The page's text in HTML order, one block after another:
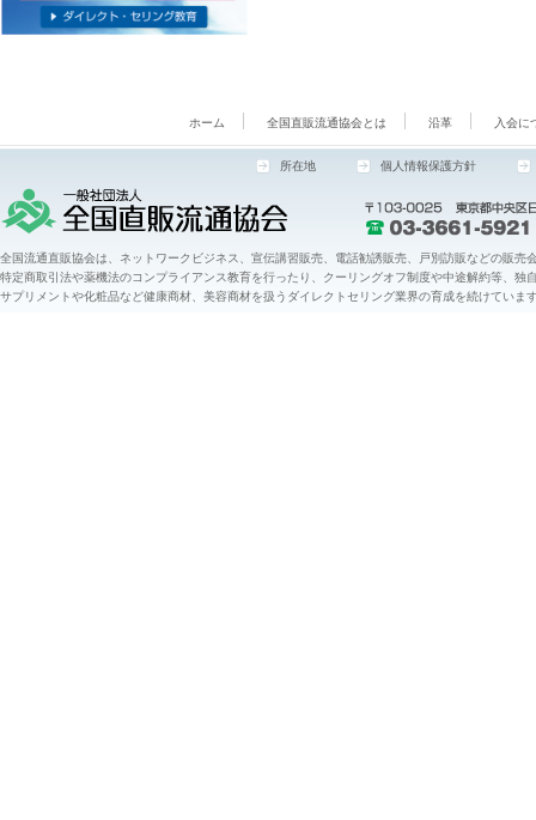
ホーム 全国直販流通協会とは 沿革 入会に
所在地 個人情報保護方針
全国流通直販協会は、ネットワークビジネス、宣伝講習販売、電話勧誘販売、戸別訪販などの販売
特定商取引法や薬機法のコンプライアンス教育を行ったり、クーリングオフ制度や中途解約等、
サプリメントや化粧品など健康商材、美容商材を扱うダイレクトセリング業界の育成を続けていま